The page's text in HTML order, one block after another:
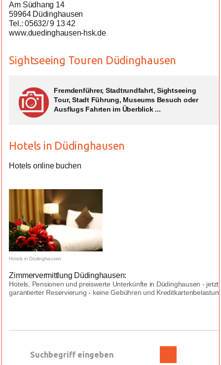
Am Südhang 14
59964 Düdinghausen
Tel.: 05632/ 9 13 42
www.duedinghausen-hsk.de
Sightseeing Touren Düdinghausen
Fremdenführer, Stadtrundfahrt, Sightseeing
Tour, Stadt Führung, Museums Besuch oder
Ausflugs Fahrten im Überblick ...
Hotels in Düdinghausen
Hotels online buchen
Hotels in Düdinghausen
Zimmervermittlung Düdinghausen:
Hotels, Pensionen und preiswerte Unterkünfte in Düdinghausen -
garantierter Reservierung - keine Gebühren und